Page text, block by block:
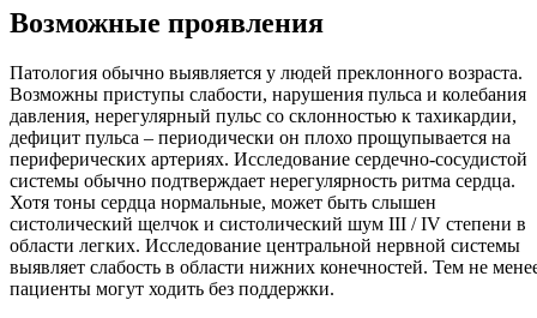
Возможные проявления
Патология обычно выявляется у людей преклонного возраста.
Возможны приступы слабости, нарушения пульса и колебания
давления, нерегулярный пульс со склонностью к тахикардии,
дефицит пульса – периодически он плохо прощупывается на
периферических артериях. Исследование сердечно-сосудистой
системы обычно подтверждает нерегулярность ритма сердца.
Хотя тоны сердца нормальные, может быть слышен
систолический щелчок и систолический шум III / IV степени в
области легких. Исследование центральной нервной системы
выявляет слабость в области нижних конечностей. Тем не
пациенты могут ходить без поддержки.